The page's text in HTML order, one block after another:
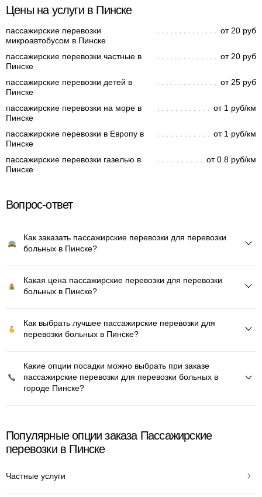
Цены на услуги в Пинске
пассажирские перевозки
микроавтобусом в Пинске
от 20 руб
пассажирские перевозки частные в
Пинске
от 20 руб
пассажирские перевозки детей в
Пинске
от 25 руб
пассажирские перевозки на море в
Пинске
от 1 руб/км
пассажирские перевозки в Европу в
Пинске
от 1 руб/км
пассажирские перевозки газелью в
Пинске
от 0.8 руб/км
Вопрос-ответ
Как заказать пассажирские перевозки для перевозки
больных в Пинске?
Какая цена пассажирские перевозки для перевозки
больных в Пинске?
Как выбрать лучшее пассажирские перевозки для
перевозки больных в Пинске?
Какие опции посадки можно выбрать при заказе
пассажирские перевозки для перевозки больных в
городе Пинске?
Популярные опции заказа Пассажирские
перевозки в Пинске
Частные услуги